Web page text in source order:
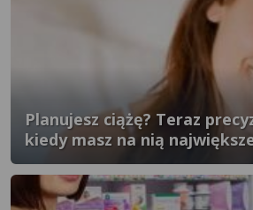
Planujesz ciążę? Teraz
kiedy masz na nią